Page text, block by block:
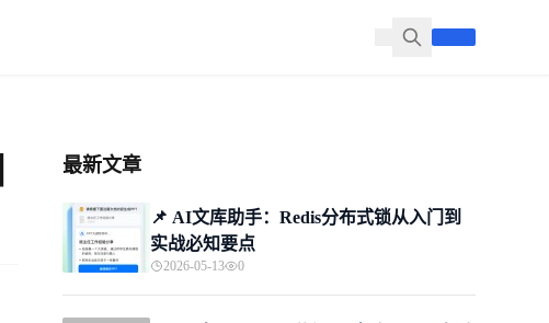
最新文章
📌 ​AI文库助手：Redis分布式锁从入门到
实战必知要点
2026-05-13 0